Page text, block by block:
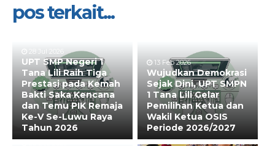
pos terkait...
28 Jul 2026
UPT SMP Negeri 1
Tana Lili Raih Tiga
Prestasi pada Kemah
Bakti Saka Kencana
dan Temu PIK Remaja
Ke-V Se-Luwu Raya
Tahun 2026
13 Feb 2026
Wujudkan Demokrasi
Sejak Dini, UPT SMPN
1 Tana Lili Gelar
Pemilihan Ketua dan
Wakil Ketua OSIS
Periode 2026/2027